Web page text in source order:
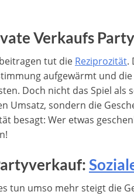
Verkaufs
tut die Reziprozität.
aufgewärmt und
Doch nicht das Spiel als
Umsatz, sondern die
besagt: Wer etwas
tun umso mehr steigt die